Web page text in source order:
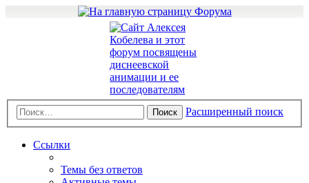
Поиск Расширенный поиск
Ссылки
Темы без ответов